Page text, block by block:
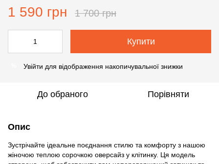
1 590 грн 1 700 грн
Купити
Увійти для відображення накопичувальної знижки
До обраного Порівняти
Опис
Зустрічайте ідеальне поєднання стилю та комфорту з нашою
жіночою теплою сорочкою оверсайз у клітинку. Ця модель